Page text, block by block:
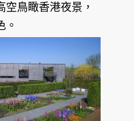
空鳥瞰香港夜景，
。